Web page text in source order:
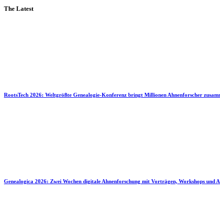
The Latest
RootsTech 2026: Weltgrößte Genealogie-Konferenz bringt Millionen Ahnenforscher
Genealogica 2026: Zwei Wochen digitale Ahnenforschung mit Vorträgen, Workshops und